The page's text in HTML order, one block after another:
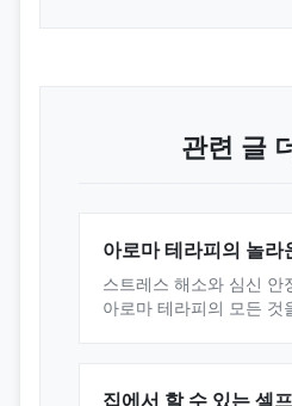
관련 글
아로마 테라피의 놀라
스트레스 해소와 심신 안
아로마 테라피의 모든 것
집에서 할 수 있는 셀